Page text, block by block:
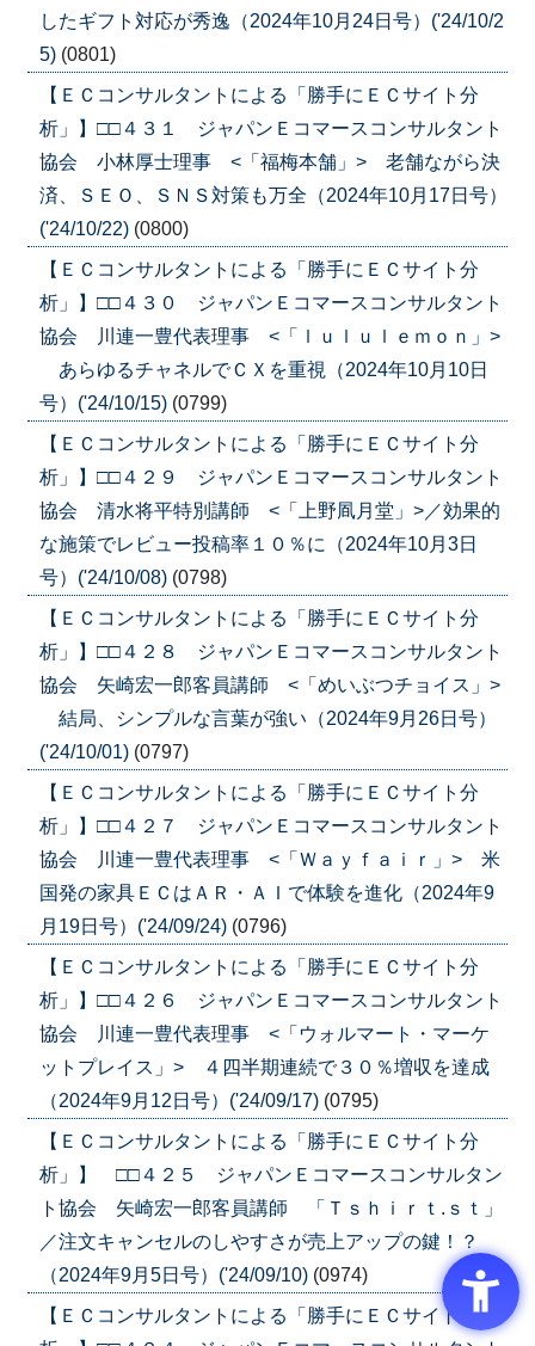
したギフト対応が秀逸（2024年10月24日号）('24/10/2
5) (0801)
【ＥＣコンサルタントによる「勝手にＥＣサイト分
析」】□□４３１ ジャパンＥコマースコンサルタント
協会 小林厚士理事 <「福梅本舗」> 老舗ながら決
済、ＳＥＯ、ＳＮＳ対策も万全（2024年10月17日号）
('24/10/22) (0800)
【ＥＣコンサルタントによる「勝手にＥＣサイト分
析」】□□４３０ ジャパンＥコマースコンサルタント
協会 川連一豊代表理事 <「ｌｕｌｕｌｅｍｏｎ」>
あらゆるチャネルでＣＸを重視（2024年10月10日
号）('24/10/15) (0799)
【ＥＣコンサルタントによる「勝手にＥＣサイト分
析」】□□４２９ ジャパンＥコマースコンサルタント
協会 清水将平特別講師 <「上野凮月堂」>／効果的
な施策でレビュー投稿率１０％に（2024年10月3日
号）('24/10/08) (0798)
【ＥＣコンサルタントによる「勝手にＥＣサイト分
析」】□□４２８ ジャパンＥコマースコンサルタント
協会 矢崎宏一郎客員講師 <「めいぶつチョイス」>
結局、シンプルな言葉が強い（2024年9月26日号）
('24/10/01) (0797)
【ＥＣコンサルタントによる「勝手にＥＣサイト分
析」】□□４２７ ジャパンＥコマースコンサルタント
協会 川連一豊代表理事 <「Ｗａｙｆａｉｒ」> 米
国発の家具ＥＣはＡＲ・ＡＩで体験を進化（2024年9
月19日号）('24/09/24) (0796)
【ＥＣコンサルタントによる「勝手にＥＣサイト分
析」】□□４２６ ジャパンＥコマースコンサルタント
協会 川連一豊代表理事 <「ウォルマート・マーケ
ットプレイス」> ４四半期連続で３０％増収を達成
（2024年9月12日号）('24/09/17) (0795)
【ＥＣコンサルタントによる「勝手にＥＣサイト分
析」】 □□４２５ ジャパンＥコマースコンサルタン
ト協会 矢崎宏一郎客員講師 「Ｔｓｈｉｒｔ.ｓｔ」
／注文キャンセルのしやすさが売上アップの鍵！？
（2024年9月5日号）('24/09/10) (0974)
【ＥＣコンサルタントによる「勝手にＥＣサイト分